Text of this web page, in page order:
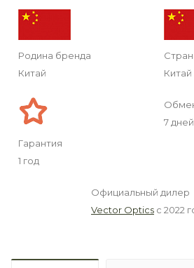
Родина бренда
Китай
Китай
Гарантия
1 год
7 дней
Официальный дилер
Vector Optics с 2022